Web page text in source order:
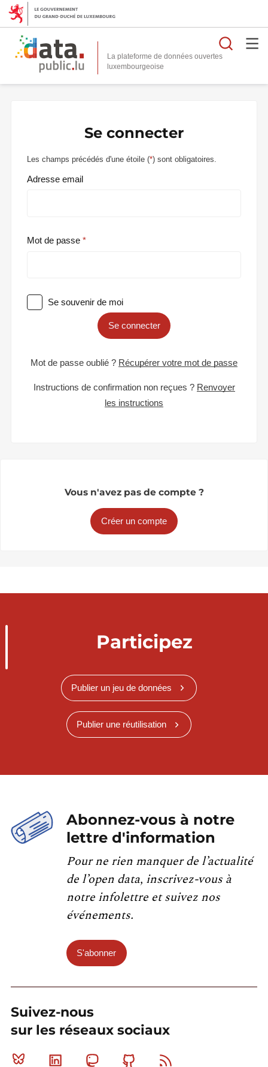
La plateforme de données ouvertes
Se connecter
Les champs précédés d'une étoile (*) sont obligatoires.
Adresse email
Mot de passe
Se souvenir de moi
Se connecter
Mot de passe oublié ? Récupérer votre mot de passe
Instructions de confirmation non reçues ? Renvoyer
les instructions
Vous n'avez pas de compte ?
Créer un compte
Participez
Publier un jeu de données
Publier une réutilisation
Abonnez-vous à notre
lettre d'information
Pour ne rien manquer de l’actualité
de l’open data, inscrivez-vous à
notre infolettre et suivez nos
événements.
S'abonner
Suivez-nous
sur les réseaux sociaux
Bluesky Linkedin MastodonGithub